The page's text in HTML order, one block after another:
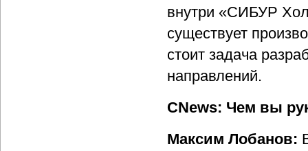
внутри «СИБУР
существует
стоит задача
направлений.
CNews: Чем вы
Максим Лобанов: